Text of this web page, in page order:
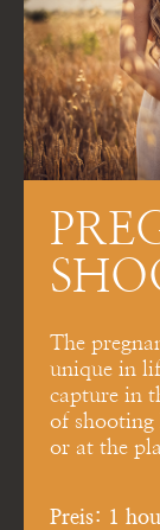
The
unique in
capture in
of
or at the
Preis: 1